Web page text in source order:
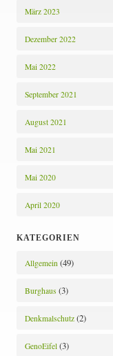
März 2023
Dezember 2022
Mai 2022
September 2021
August 2021
Mai 2021
Mai 2020
April 2020
KATEGORIEN
Allgemein (49)
Burghaus (3)
Denkmalschutz (2)
GenoEifel (3)